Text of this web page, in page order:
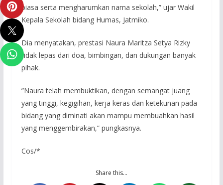
biasa serta mengharumkan nama sekolah,” ujar Wakil
Kepala Sekolah bidang Humas, Jatmiko.
Dia menyatakan, prestasi Naura Maritza Setya Rizky
tidak lepas dari doa, bimbingan, dan dukungan banyak
pihak.
”Naura telah membuktikan, dengan semangat juang
yang tinggi, kegigihan, kerja keras dan ketekunan pada
bidang yang diminati akan mampu membuahkan hasil
yang menggembirakan,” pungkasnya.
Cos/*
Share this…